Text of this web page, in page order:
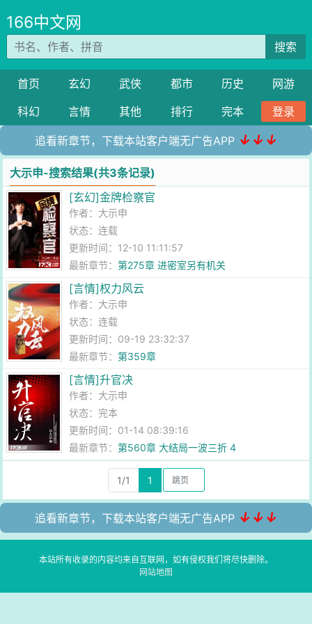
166中文网
搜索
首页 玄幻 武侠 都市 历史
网游
科幻
言情 其他 排行 完本 登录
追看新章节，下载本站客户端无广告APP ↓↓↓
大示申-搜索结果(共3条记录)
[玄幻]金牌检察官
作者： 大示申
状态：连载
更新时间：12-10 11:11:57
最新章节：第275章 进密室另有机关
[言情]权力风云
作者： 大示申
状态：连载
更新时间：09-19 23:32:37
最新章节：第359章
[言情]升官决
作者： 大示申
状态：完本
更新时间：01-14 08:39:16
最新章节：第560章 大结局一波三折 4
1/1 1
追看新章节，下载本站客户端无广告APP ↓↓↓
本站所有收录的内容均来自互联网，如有侵权我们将尽快删除。
网站地图